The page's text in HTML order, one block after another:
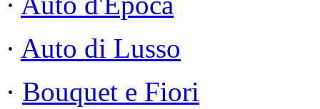
· Auto di Lusso
· Bouquet e Fiori